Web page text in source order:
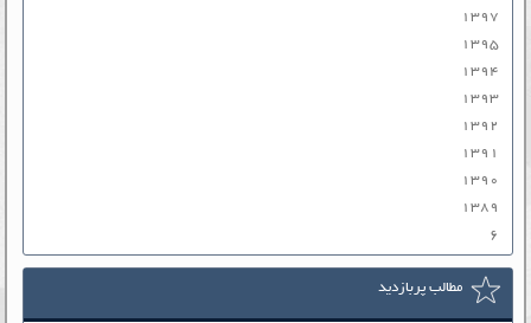
۱۳۹۷
۱۳۹۵
۱۳۹۴
۱۳۹۳
۱۳۹۲
۱۳۹۱
۱۳۹۰
۱۳۸۹
۶
مطالب پربازدید